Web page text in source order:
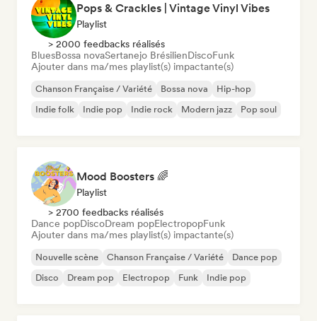
Pops & Crackles | Vintage Vinyl Vibes
Playlist
> 2000 feedbacks réalisés
BluesBossa novaSertanejo BrésilienDiscoFunk
Ajouter dans ma/mes playlist(s) impactante(s)
Chanson Française / Variété Bossa nova
Hip-hop
Indie folk
Indie pop Indie rock Modern jazz Pop soul
Mood Boosters 🌈
Playlist
> 2700 feedbacks réalisés
Dance popDiscoDream popElectropopFunk
Ajouter dans ma/mes playlist(s) impactante(s)
Nouvelle scène Chanson Française / Variété
Dance pop
Disco
Dream pop Electropop Funk Indie pop